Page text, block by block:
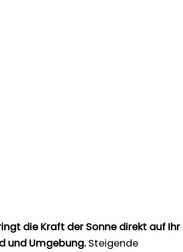
die Kraft der Sonne direkt auf Ihr
und Umgebung.Steigende